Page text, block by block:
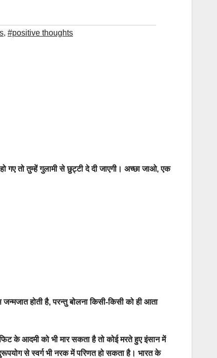
, #positive thoughts
गए तो तुम्हें गुलामी से छुट्टी दे दी जाएगी। अच्छा जाओ, एक
होती है, परन्तु बोलना किसी-किसी को ही आता
के आदमी को भी मार सकता है तो कोई मरते हुए इंसान में
से स्वर्ग भी नरक में परिणत हो सकता है। भारत के